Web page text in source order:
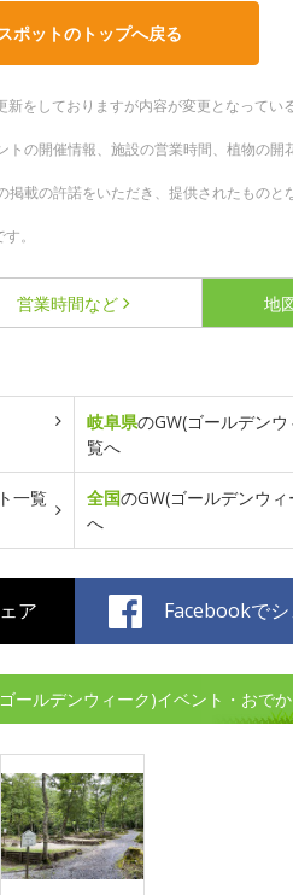
ポットのトップへ戻る
をしておりますが内容が変更となってい
の開催情報、施設の営業時間、植物の開
載の許諾をいただき、提供されたものと
。
営業時間など 地
岐阜県のGW(ゴールデン
覧へ
一覧
全国のGW(ゴールデンウ
へ
ア Facebookで
ールデンウィーク)イベント・おで